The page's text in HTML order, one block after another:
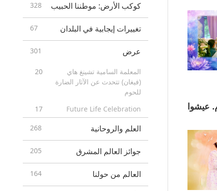
كوكب الأرض: موطننا الحبيب 328
تغييرات إيجابية في البلدان 67
عرض 301
المعلمة السامية تشينغ هاي
(فيغان) تتحدث عن الآثار الضارة
للحوم
20
Future Life Celebration
17
العلم والروحانية 268
جوائز العالم المشرق 205
العالم من حولنا 164
السلام. عيشوا